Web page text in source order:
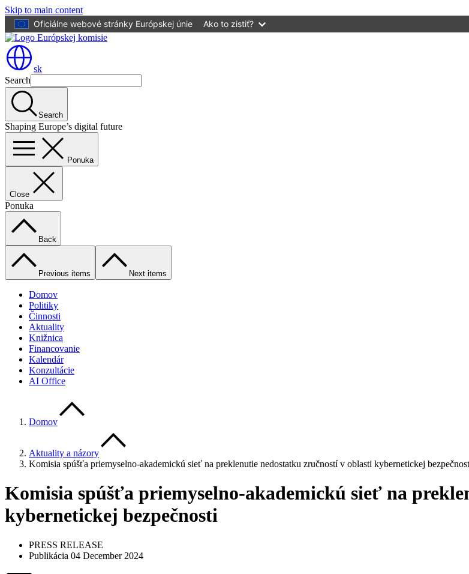
Skip to main content
Oficiálne webové stránky Európskej únie
Ako to zistiť?
sk
Search
Search
Shaping Europe’s digital future
Ponuka
Close
Ponuka
Back
Previous items Next items
Domov
Politiky
Činnosti
Aktuality
Knižnica
Financovanie
Kalendár
Konzultácie
AI Office
Domov
Aktuality a názory
Komisia spúšťa priemyselno-akademickú sieť na preklenutie nedostatku zručností v oblasti kybernetickej
Komisia spúšťa priemyselno-akademickú sieť na
kybernetickej bezpečnosti
PRESS RELEASE
Publikácia 04 December 2024